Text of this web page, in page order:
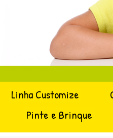
Linha Customize
Pinte e Brinque